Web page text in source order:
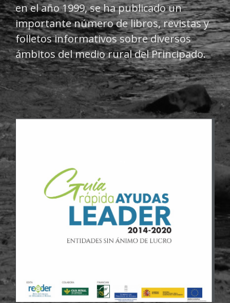
en el año 1999, se ha publicado un
importante número de libros, revistas y
folletos informativos sobre diversos
ámbitos del medio rural del Principado.